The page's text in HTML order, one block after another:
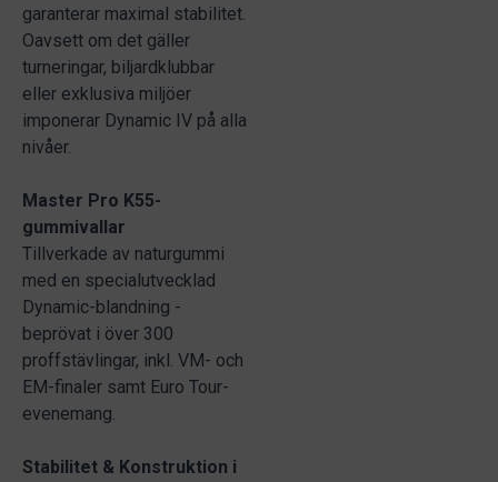
garanterar maximal stabilitet.
Oavsett om det gäller
turneringar, biljardklubbar
eller exklusiva miljöer
imponerar Dynamic IV på alla
nivåer.
Master Pro K55-
gummivallar
Tillverkade av naturgummi
med en specialutvecklad
Dynamic-blandning -
beprövat i över 300
proffstävlingar, inkl. VM- och
EM-finaler samt Euro Tour-
evenemang.
Stabilitet & Konstruktion i